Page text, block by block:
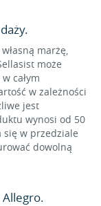
marżę,
może
całym
w zależności
jest
wynosi od 50
się w przedziale
dowolną